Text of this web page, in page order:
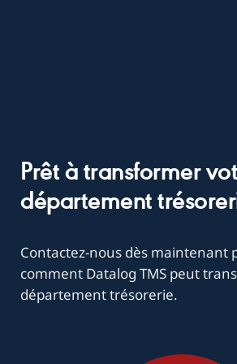
Prêt à transformer
département
Contactez-nous dès maintenant
comment Datalog TMS peut
département trésorerie.